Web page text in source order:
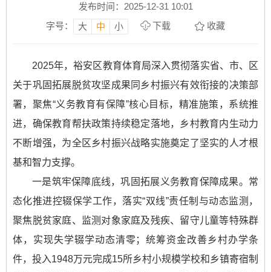
发布时间：2025-12-31 10:01
字号：
大 中 小 下载 收藏
2025年，裕安区教育体育局深入贯彻落实省、市、区
关于巩固拓展脱贫攻坚成果同乡村振兴有效衔接的决策部
署，聚焦“义务教育有保障”核心目标，精准施策，系统推
进，确保教育帮扶政策持续稳定落地，乡村教育内生动力
不断增强，为全区乡村振兴战略实施奠定了坚实的人才根
基和智力支撑。
一是筑牢保障底线，巩固拓展义务教育保障成果。常
态化推进控辍保学工作，落实“双线”责任制与动态监测，
聚焦脱贫家庭、监测对象家庭及残疾、留守儿童等特殊群
体，实现失学辍学动态清零；统筹资金改善乡村办学条
件，投入1948万元完成15所乡村小规模学校和乡镇寄宿制